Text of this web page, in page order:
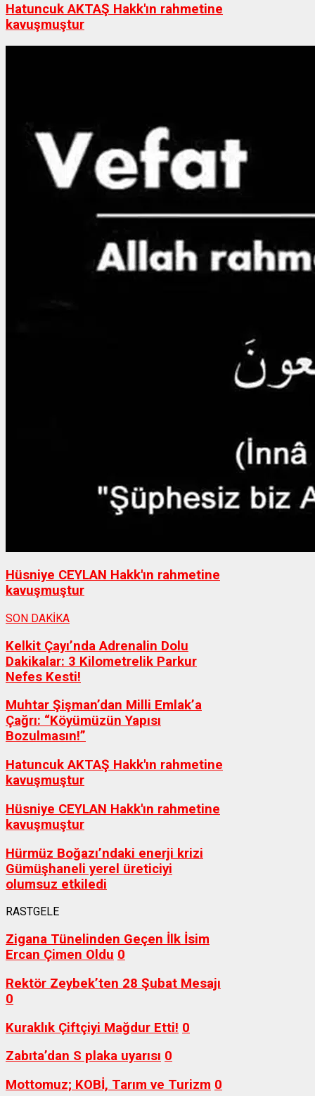
Hatuncuk AKTAŞ Hakk'ın rahmetine
kavuşmuştur
Hüsniye CEYLAN Hakk'ın rahmetine
kavuşmuştur
SON DAKİKA
Kelkit Çayı’nda Adrenalin Dolu
Dakikalar: 3 Kilometrelik Parkur
Nefes Kesti!
Muhtar Şişman’dan Milli Emlak’a
Çağrı: “Köyümüzün Yapısı
Bozulmasın!”
Hatuncuk AKTAŞ Hakk'ın rahmetine
kavuşmuştur
Hüsniye CEYLAN Hakk'ın rahmetine
kavuşmuştur
Hürmüz Boğazı’ndaki enerji krizi
Gümüşhaneli yerel üreticiyi
olumsuz etkiledi
RASTGELE
Zigana Tünelinden Geçen İlk İsim
Ercan Çimen Oldu 0
Rektör Zeybek’ten 28 Şubat Mesajı
0
Kuraklık Çiftçiyi Mağdur Etti! 0
Zabıta’dan S plaka uyarısı 0
Mottomuz; KOBİ, Tarım ve Turizm 0